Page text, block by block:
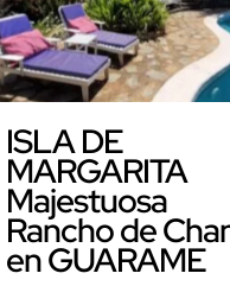
ISLA DE
MARGARITA
Majestuosa
Rancho de
en GUARAME